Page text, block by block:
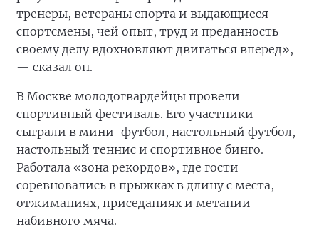
тренеры, ветераны спорта и выдающиеся
спортсмены, чей опыт, труд и преданность
своему делу вдохновляют двигаться вперед»,
— сказал он.
В Москве молодогвардейцы провели
спортивный фестиваль. Его участники
сыграли в мини-футбол, настольный футбол,
настольный теннис и спортивное бинго.
Работала «зона рекордов», где гости
соревновались в прыжках в длину с места,
отжиманиях, приседаниях и метании
набивного мяча.